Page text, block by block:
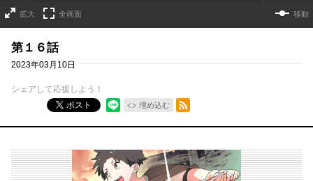
拡大 全画面 移動
第１６話
2023年03月10日
シェアして応援しよう！
ポスト
埋め込む
RSSフィード